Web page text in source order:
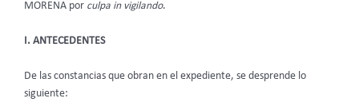
MORENA por culpa in vigilando.
I. ANTECEDENTES
De las constancias que obran en el expediente, se desprende lo
siguiente: